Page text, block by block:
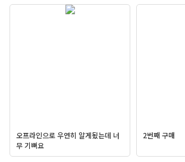
오프라인으로 우연히 알게됬는데 너
무 기뻐요
2번째 구매